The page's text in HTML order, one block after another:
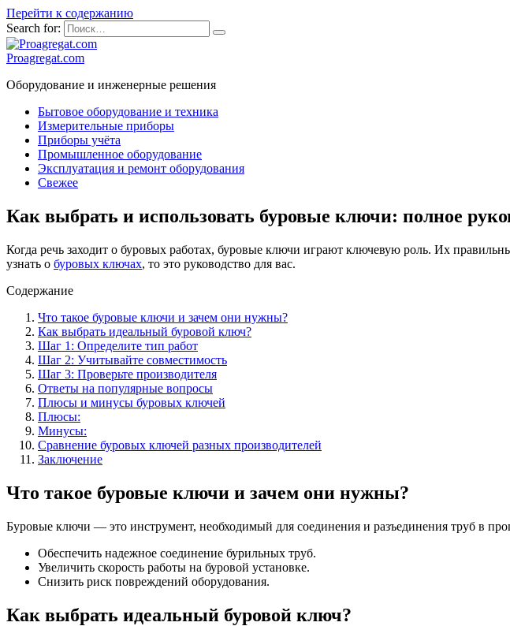
Перейти к содержанию
Search for:
Proagregat.com
Оборудование и инженерные решения
Бытовое оборудование и техника
Измерительные приборы
Приборы учёта
Промышленное оборудование
Эксплуатация и ремонт оборудования
Свежее
Как выбрать и использовать буровые ключи: полное
Когда речь заходит о буровых работах, буровые ключи играют ключевую роль. Их
узнать о буровых ключах, то это руководство для вас.
Содержание
Что такое буровые ключи и зачем они нужны?
Как выбрать идеальный буровой ключ?
Шаг 1: Определите тип работ
Шаг 2: Учитывайте совместимость
Шаг 3: Проверьте производителя
Ответы на популярные вопросы
Плюсы и минусы буровых ключей
Плюсы:
Минусы:
Сравнение буровых ключей разных производителей
Заключение
Что такое буровые ключи и зачем они нужны?
Буровые ключи — это инструмент, необходимый для соединения и разъединения труб в
Обеспечить надежное соединение бурильных труб.
Увеличить скорость работы на буровой установке.
Снизить риск повреждений оборудования.
Как выбрать идеальный буровой ключ?